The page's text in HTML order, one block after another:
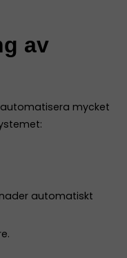
av
mycket
automatiskt